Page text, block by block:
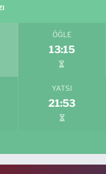
ÖĞLE
13:15
YATSI
21:53